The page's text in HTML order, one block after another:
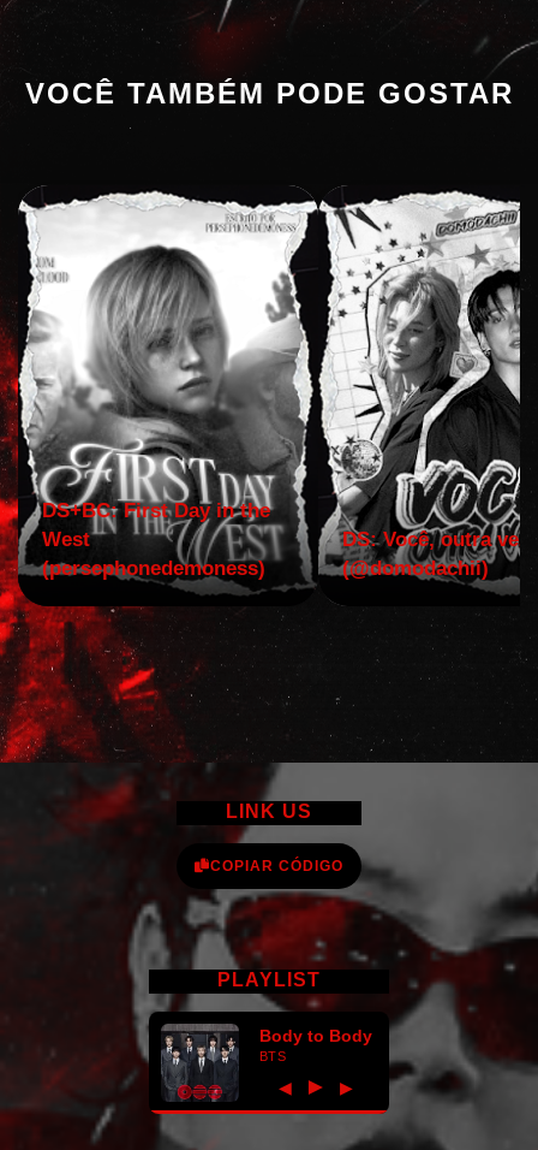
VOCÊ TAMBÉM PODE GOSTAR
DS+BC: First Day in the
West
(persephonedemoness)
DS: Você, outra vez!
(@domodachii)
LINK US
COPIAR CÓDIGO
PLAYLIST
Body to Body
BTS
◀ ► ▶